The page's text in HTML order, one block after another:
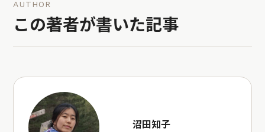
AUTHOR
この著者が書いた記事
沼田知子